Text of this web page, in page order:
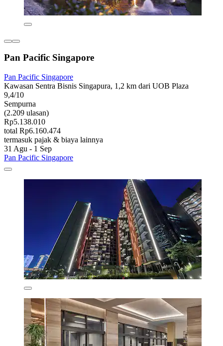
Pan Pacific Singapore
Pan Pacific Singapore
Kawasan Sentra Bisnis Singapura, 1,2 km dari UOB Plaza
9,4/10
Sempurna
(2.209 ulasan)
Rp5.138.010
total Rp6.160.474
termasuk pajak & biaya lainnya
31 Agu - 1 Sep
Pan Pacific Singapore